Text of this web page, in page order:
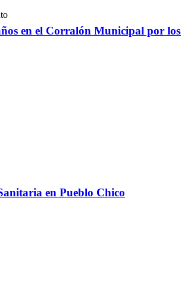
en el Corralón Municipal por
en Pueblo Chico